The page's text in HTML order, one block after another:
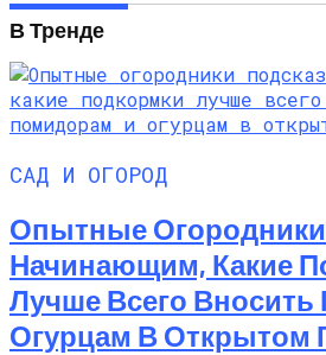
В Тренде
САД И ОГОРОД
Опытные Огородники
Начинающим, Какие
Лучше Всего
Огурцам В Открытом